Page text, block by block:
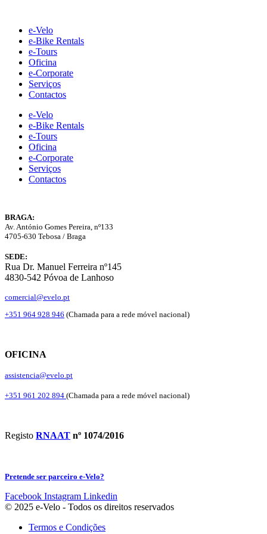
contente-Velo
e-Bike Rentals
e-Tours
Oficina
e-Corporate
Serviços
Contactos
e-Velo
e-Bike Rentals
e-Tours
Oficina
e-Corporate
Serviços
Contactos
BRAGA:
Av. António Gomes Pereira, nº133
4705-630 Tebosa / Braga
SEDE:
Rua Dr. Manuel Ferreira nº145
4830-542 Póvoa de Lanhoso
comercial@evelo.pt
+351 964 928 946 (Chamada para a rede móvel nacional)
OFICINA
assistencia@evelo.pt
+351 961 202 894 (Chamada para a rede móvel nacional)
Registo RNAAT nº 1074/2016
Pretende ser parceiro e-Velo?
Facebook Instagram Linkedin
© 2025 e-Velo - Todos os direitos reservados
Termos e Condições